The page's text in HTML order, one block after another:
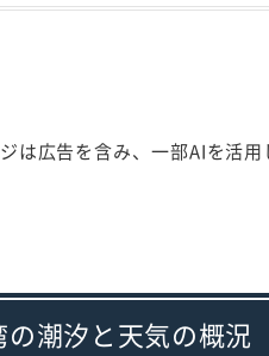
は広告を含み、一部AIを活用
の潮汐と天気の概況